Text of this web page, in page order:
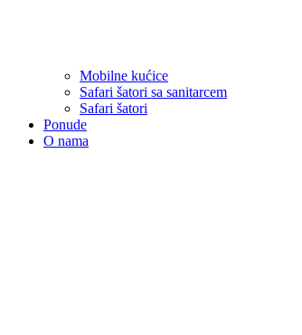
Mobilne kućice
Safari šatori sa sanitarcem
Safari šatori
Ponude
O nama